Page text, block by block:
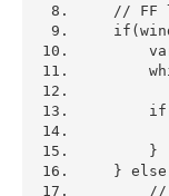
// FF
if
reltg
if
}
} else
//